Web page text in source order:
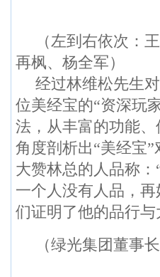
（左到右依次：
再枫、杨全军）
经过林维松先生
位美经宝的“资深玩
法，从丰富的功能
角度剖析出“美经宝
大赞林总的人品称
一个人没有人品，
们证明了他的品行与
（绿光集团董事